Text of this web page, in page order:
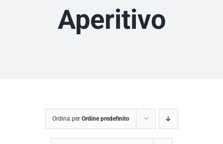
Aperitivo
Ordina per Ordine predefinito